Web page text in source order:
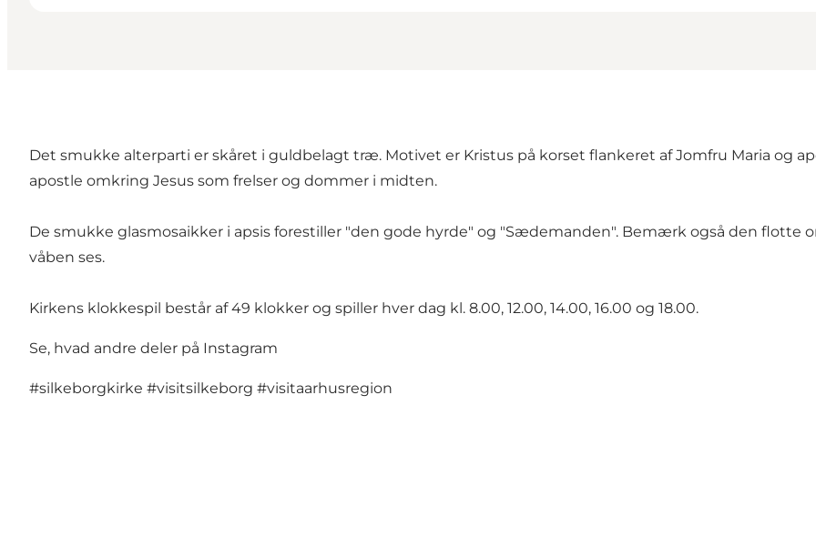
Det smukke alterparti er skåret i guldbelagt træ. Motivet er Kristus på korset flankeret af Jomfru Maria og
apostle omkring Jesus som frelser og dommer i midten.
De smukke glasmosaikker i apsis forestiller "den gode hyrde" og "Sædemanden". Bemærk også den flotte
våben ses.
Kirkens klokkespil består af 49 klokker og spiller hver dag kl. 8.00, 12.00, 14.00, 16.00 og 18.00.
Se, hvad andre deler på Instagram
#silkeborgkirke #visitsilkeborg #visitaarhusregion